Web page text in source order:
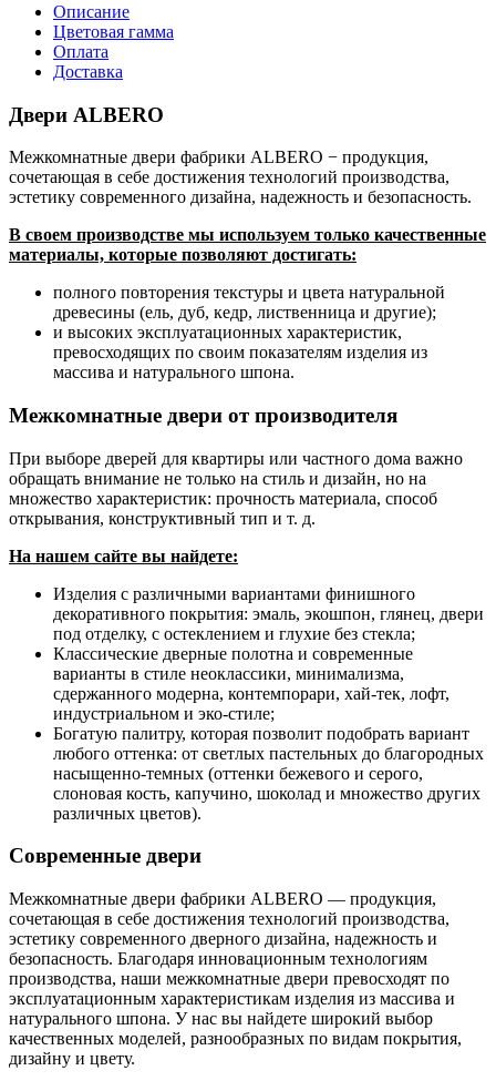
Описание
Цветовая гамма
Оплата
Доставка
Двери ALBERO
Межкомнатные двери фабрики ALBERO − продукция,
сочетающая в себе достижения технологий производства,
эстетику современного дизайна, надежность и безопасность.
В своем производстве мы используем только качественные
материалы, которые позволяют достигать:
полного повторения текстуры и цвета натуральной
древесины (ель, дуб, кедр, лиственница и другие);
и высоких эксплуатационных характеристик,
превосходящих по своим показателям изделия из
массива и натурального шпона.
Межкомнатные двери от производителя
При выборе дверей для квартиры или частного дома важно
обращать внимание не только на стиль и дизайн, но на
множество характеристик: прочность материала, способ
открывания, конструктивный тип и т. д.
На нашем сайте вы найдете:
Изделия с различными вариантами финишного
декоративного покрытия: эмаль, экошпон, глянец, двери
под отделку, с остеклением и глухие без стекла;
Классические дверные полотна и современные
варианты в стиле неоклассики, минимализма,
сдержанного модерна, контемпорари, хай-тек, лофт,
индустриальном и эко-стиле;
Богатую палитру, которая позволит подобрать вариант
любого оттенка: от светлых пастельных до благородных
насыщенно-темных (оттенки бежевого и серого,
слоновая кость, капучино, шоколад и множество других
различных цветов).
Современные двери
Межкомнатные двери фабрики ALBERO — продукция,
сочетающая в себе достижения технологий производства,
эстетику современного дверного дизайна, надежность и
безопасность. Благодаря инновационным технологиям
производства, наши межкомнатные двери превосходят по
эксплуатационным характеристикам изделия из массива и
натурального шпона. У нас вы найдете широкий выбор
качественных моделей, разнообразных по видам покрытия,
дизайну и цвету.